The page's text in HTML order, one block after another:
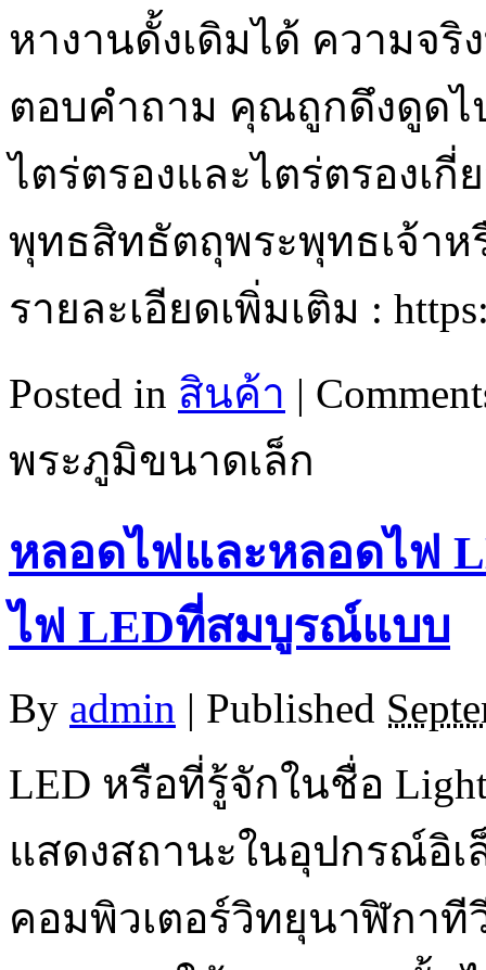
หางานดั้งเดิมได้ ความจ
ตอบคำถาม คุณถูกดึงดูดไ
ไตร่ตรองและไตร่ตรองเ
พุทธสิทธัตถุพระพุทธเจ้าห
รายละเอียดเพิ่มเติม :
Posted in สินค้า |
พระภูมิขนาดเล็ก
หลอดไฟและหลอดไฟ
ไฟ LEDที่สมบูรณ์แบบ
By admin | Published
LED หรือที่รู้จักในชื่อ
แสดงสถานะในอุปกรณ์อิเ
คอมพิวเตอร์วิทยุนาฬิกาที